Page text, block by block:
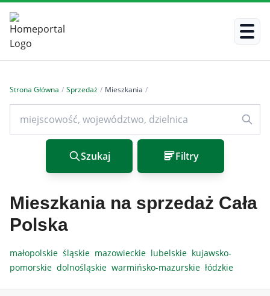
Strona Główna / Sprzedaż / Mieszkania /
Szukaj Filtry
Mieszkania na sprzedaż Cała
Polska
małopolskie śląskie mazowieckie lubelskie kujawsko-
pomorskie dolnośląskie warmińsko-mazurskie łódzkie